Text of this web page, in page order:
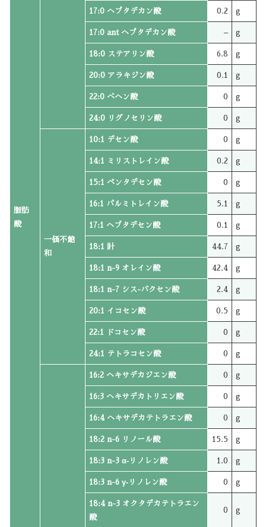
脂肪
酸
17:0 ヘプタデカン酸 0.2 g
17:0 ant ヘプタデカン酸 – g
18:0 ステアリン酸 6.8 g
20:0 アラキジン酸 0.1 g
22:0 ベヘン酸 0 g
24:0 リグノセリン酸 0 g
一価不飽
和
10:1 デセン酸 0 g
14:1 ミリストレイン酸 0.2 g
15:1 ペンタデセン酸 0 g
16:1 パルミトレイン酸 5.1 g
17:1 ヘプタデセン酸 0.1 g
18:1 計 44.7 g
18:1 n-9 オレイン酸 42.4 g
18:1 n-7 シス-バクセン酸 2.4 g
20:1 イコセン酸 0.5 g
22:1 ドコセン酸 0 g
24:1 テトラコセン酸 0 g
16:2 ヘキサデカジエン酸 0 g
16:3 ヘキサデカトリエン酸 0 g
16:4 ヘキサデカテトラエン酸 0 g
18:2 n-6 リノール酸 15.5 g
18:3 n-3 α‐リノレン酸 1.0 g
18:3 n-6 γ‐リノレン酸 0 g
18:4 n-3 オクタデカテトラエン
酸
0 g